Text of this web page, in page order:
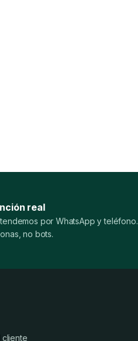
real
por WhatsApp y teléfono.
no bots.
cliente